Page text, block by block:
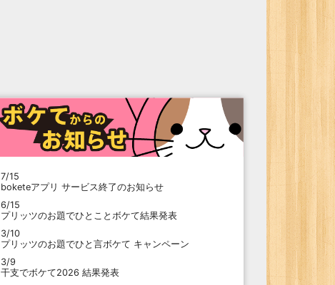
7/15
boketeアプリ サービス終了のお知らせ
6/15
プリッツのお題でひとことボケて結果発表
3/10
プリッツのお題でひと言ボケて キャンペーン
3/9
干支でボケて2026 結果発表